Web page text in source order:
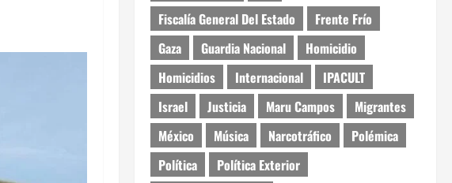
Fiscalía General Del Estado
Frente Frío
Gaza
Guardia Nacional
Homicidio
Homicidios
Internacional
IPACULT
Israel
Justicia Maru Campos
Migrantes
México
Música Narcotráfico
Polémica
Política
Política Exterior